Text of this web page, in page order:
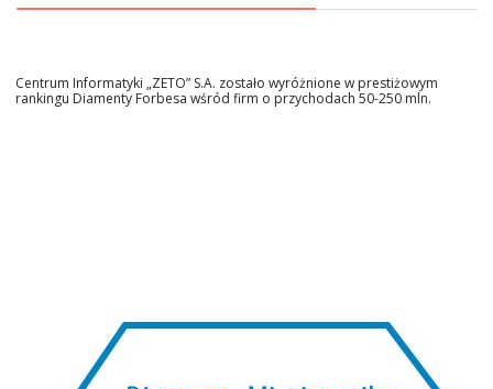
Centrum Informatyki „ZETO” S.A. zostało wyróżnione w prestiżowym
rankingu Diamenty Forbesa wśród firm o przychodach 50-250 mln.